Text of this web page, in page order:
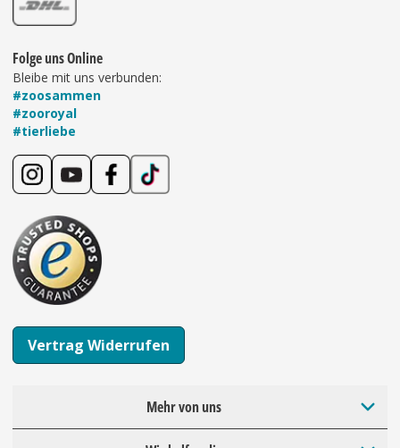
Folge uns Online
Bleibe mit uns verbunden:
#zoosammen
#zooroyal
#tierliebe
Vertrag Widerrufen
Mehr von uns